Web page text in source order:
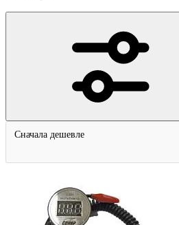
Сначала дешевле